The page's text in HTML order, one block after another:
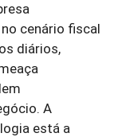
cenário fiscal
diários,
A
está a